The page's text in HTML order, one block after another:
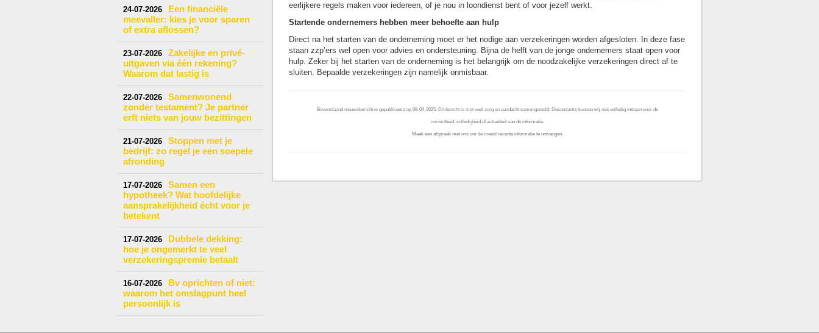
24-07-2026
Een financiële
meevaller: kies je voor sparen
of extra aflossen?
23-07-2026
Zakelijke en privé-
uitgaven via één rekening?
Waarom dat lastig is
22-07-2026
Samenwonend
zonder testament? Je partner
erft niets van jouw bezittingen
21-07-2026
Stoppen met je
bedrijf: zo regel je een soepele
afronding
17-07-2026
Samen een
hypotheek? Wat hoofdelijke
aansprakelijkheid écht voor je
betekent
17-07-2026
Dubbele dekking:
hoe je ongemerkt te veel
verzekeringspremie betaalt
16-07-2026
Bv oprichten of niet:
waarom het omslagpunt heel
persoonlijk is
eerlijkere regels maken voor iedereen, of je nou in loondienst bent of voor jezelf werkt.
Startende ondernemers hebben meer behoefte aan hulp
Direct na het starten van de onderneming moet er het nodige aan verzekeringen worden afgesloten. In deze fase
staan zzp’ers wel open voor advies en ondersteuning. Bijna de helft van de jonge ondernemers staat open voor
hulp. Zeker bij het starten van de onderneming is het belangrijk om de noodzakelijke verzekeringen direct af te
sluiten. Bepaalde verzekeringen zijn namelijk onmisbaar.
Bovenstaand nieuwsbericht is gepubliceerd op 08-04-2025. Dit bericht is met veel zorg en aandacht samengesteld. Desondanks kunnen wij niet volledig instaan voor de
correctheid, volledigheid of actualiteit van de informatie.
Maak een afspraak met ons om de meest recente informatie te ontvangen.